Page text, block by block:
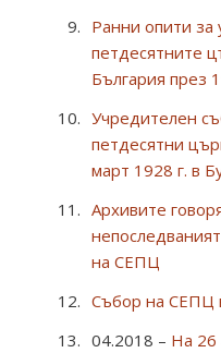
Ранни опити
петдесятните
България през
Учредителен
петдесятни
март 1928 г. в
Архивите
на СЕПЦ
Събор на СЕПЦ
04.2018 – На 26